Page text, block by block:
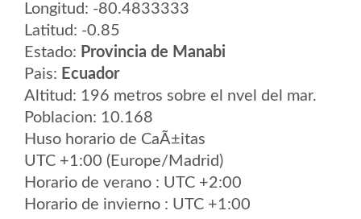
Longitud: -80.4833333
Latitud: -0.85
Estado: Provincia de Manabi
Pais: Ecuador
Altitud: 196 metros sobre el nvel del mar.
Poblacion: 10.168
Huso horario de CaÃ±itas
UTC +1:00 (Europe/Madrid)
Horario de verano : UTC +2:00
Horario de invierno : UTC +1:00